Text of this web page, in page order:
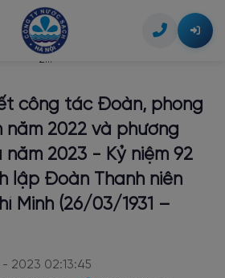
nước
nguồn cấp nước
đơn
tác Đoàn, phong trào Thanh niên năm
2...
công tác Đoàn, phong
năm 2022 và phương
năm 2023 - Kỷ niệm 92
lập Đoàn Thanh niên
Minh (26/03/1931 –
2023 02:13:45